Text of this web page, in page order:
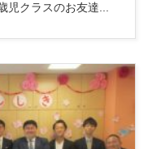
児クラスのお友達...